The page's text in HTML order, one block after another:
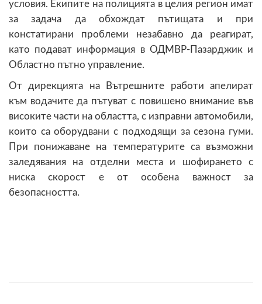
условия. Екипите на полицията в целия регион имат
за задача да обхождат пътищата и при
констатирани проблеми незабавно да реагират,
като подават информация в ОДМВР-Пазарджик и
Областно пътно управление.
От дирекцията на Вътрешните работи апелират
към водачите да пътуват с повишено внимание във
високите части на областта, с изправни автомобили,
които са оборудвани с подходящи за сезона гуми.
При понижаване на температурите са възможни
заледявания на отделни места и шофирането с
ниска скорост е от особена важност за
безопасността.